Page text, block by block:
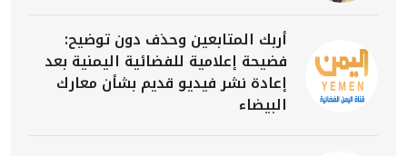
أربك المتابعين وحذف دون توضيح:
فضيحة إعلامية للفضائية اليمنية بعد
إعادة نشر فيديو قديم بشأن معارك
البيضاء